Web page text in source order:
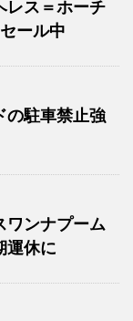
レス＝ホーチ
ール中
の駐車禁止強
ワンナプーム
運休に